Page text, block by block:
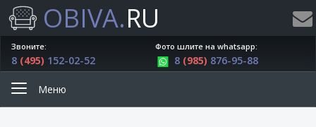
OBIVA.RU
Звоните:
8 (495) 152-02-52
Фото шлите на whatsapp:
8 (985) 876-95-88
Меню